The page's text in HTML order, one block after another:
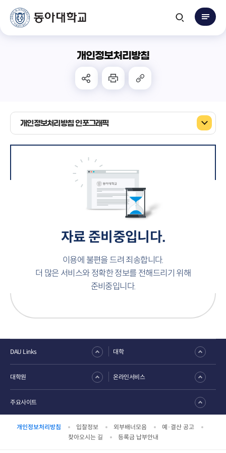
개인정보처리방침
개인정보처리방침 인포그래픽
자료 준비중입니다.
이용에 불편을 드려 죄송합니다.
더 많은 서비스와 정확한 정보를 전해드리기 위해
준비중입니다.
개인정보처리방침 입찰정보 외부배너모음
예·결산 공고
찾아오시는 길
등록금 납부안내
DAU Links 대학
대학원 온라인서비스
주요사이트